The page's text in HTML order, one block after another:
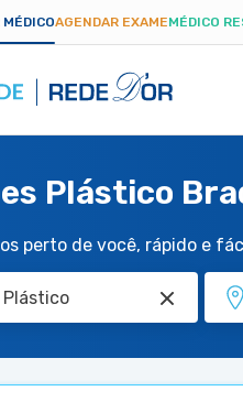
MÉDICOAGENDAR EXAMEMÉDICO
Plástico
perto de você, rápido e